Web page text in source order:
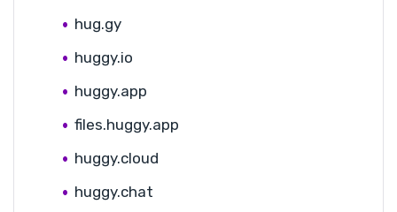
hug.gy
huggy.io
huggy.app
files.huggy.app
huggy.cloud
huggy.chat